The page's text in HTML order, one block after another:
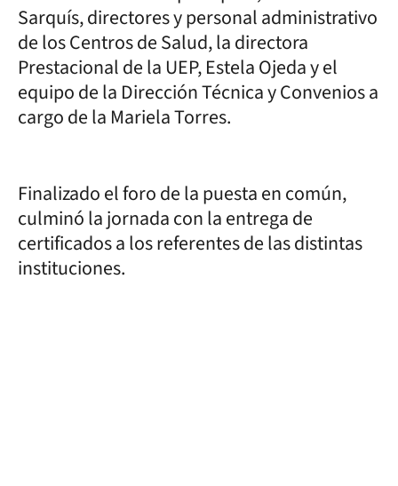
Sarquís, directores y personal administrativo
de los Centros de Salud, la directora
Prestacional de la UEP, Estela Ojeda y el
equipo de la Dirección Técnica y Convenios a
cargo de la Mariela Torres.
Finalizado el foro de la puesta en común,
culminó la jornada con la entrega de
certificados a los referentes de las distintas
instituciones.